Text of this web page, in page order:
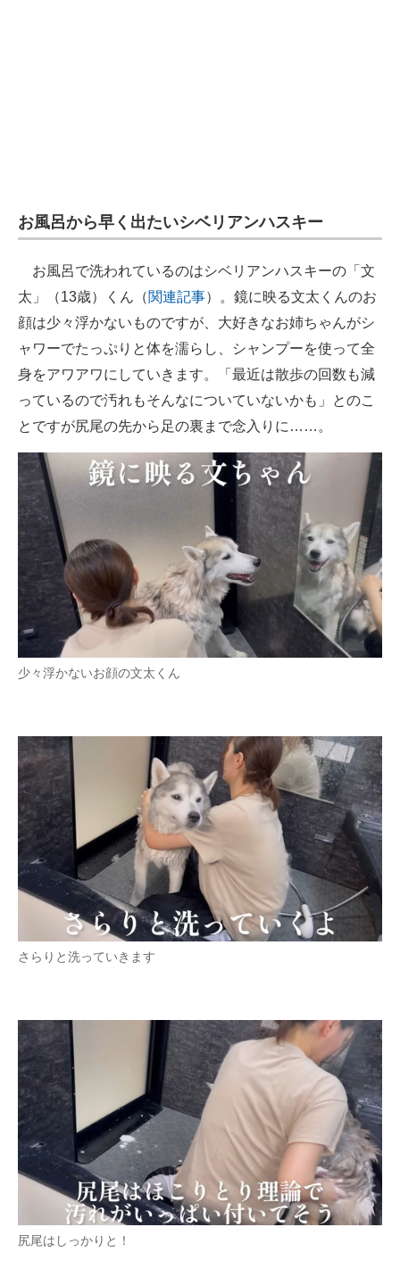
お風呂から早く出たいシベリアンハスキー
お風呂で洗われているのはシベリアンハスキーの「文
太」（13歳）くん（関連記事）。鏡に映る文太くんのお
顔は少々浮かないものですが、大好きなお姉ちゃんがシ
ャワーでたっぷりと体を濡らし、シャンプーを使って全
身をアワアワにしていきます。「最近は散歩の回数も減
っているので汚れもそんなについていないかも」とのこ
とですが尻尾の先から足の裏まで念入りに……。
少々浮かないお顔の文太くん
さらりと洗っていきます
尻尾はしっかりと！